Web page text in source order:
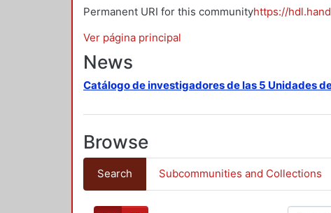
Permanent URI for this communityhttps://
Ver página principal
News
Catálogo de investigadores de las 5 Unidades
Browse
Search Subcommunities and Collections